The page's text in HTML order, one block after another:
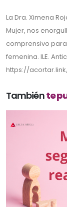
La Dra. Ximena
Mujer, nos
comprensivo
femenina. ILE.
https://
Tambiénte